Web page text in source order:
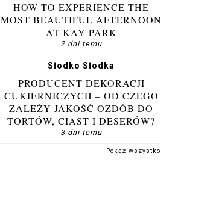
HOW TO EXPERIENCE THE
MOST BEAUTIFUL AFTERNOON
AT KAY PARK
2 dni temu
Słodko Słodka
PRODUCENT DEKORACJI
CUKIERNICZYCH – OD CZEGO
ZALEŻY JAKOŚĆ OZDÓB DO
TORTÓW, CIAST I DESERÓW?
3 dni temu
Pokaż wszystko